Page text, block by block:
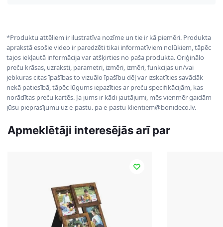
*Produktu attēliem ir ilustratīva nozīme un tie ir kā piemēri. Produkta
aprakstā esošie video ir paredzēti tikai informatīviem nolūkiem, tāpēc
tajos iekļautā informācija var atšķirties no paša produkta. Oriģinālo
preču krāsas, uzraksti, parametri, izmēri, izmēri, funkcijas un/vai
jebkuras citas īpašības to vizuālo īpašību dēļ var izskatīties savādāk
nekā patiesībā, tāpēc lūgums iepazīties ar preču specifikācijām, kas
norādītas preču kartēs. Ja jums ir kādi jautājumi, mēs vienmēr gaidām
jūsu pieprasījumu uz e-pastu. pa e-pastu klientiem@bonideco.lv.
Apmeklētāji interesējās arī par